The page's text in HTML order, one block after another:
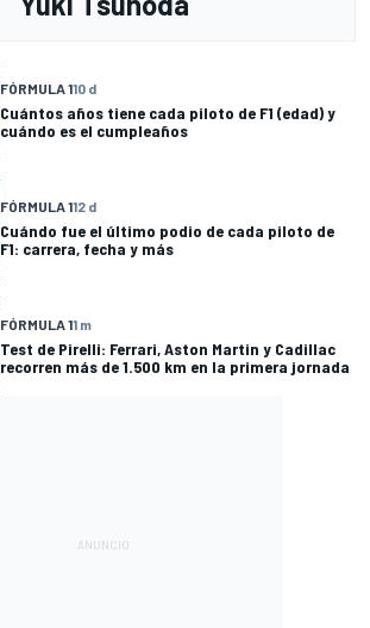
FÓRMULA 110 d
Cuántos años tiene cada piloto de F1 (edad) y
cuándo es el cumpleaños
FÓRMULA 112 d
Cuándo fue el último podio de cada piloto de
F1: carrera, fecha y más
FÓRMULA 11 m
Test de Pirelli: Ferrari, Aston Martin y Cadillac
recorren más de 1.500 km en la primera jornada